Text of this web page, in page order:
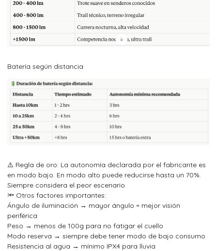
Batería según distancia
⚠️ Regla de oro: La autonomía declarada por el fabricante es
en modo bajo. En modo alto puede reducirse hasta un 70%.
Siempre considera el peor escenario.
🔦 Otros factores importantes:
Ángulo de iluminación → mayor ángulo = mejor visión
periférica
Peso → menos de 100g para no fatigar el cuello
Modo reserva → siempre debe tener modo de bajo consumo
Resistencia al agua → mínimo IPX4 para lluvia